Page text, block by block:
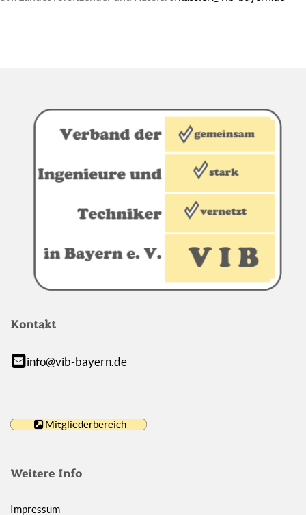
Kontakt
info@vib-bayern.de
Mitgliederbereich
Weitere Info
Impressum